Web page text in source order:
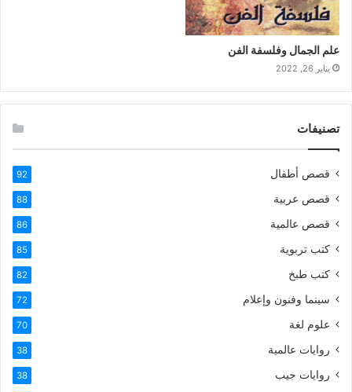
علم الجمال وفلسفة الفن
يناير 26, 2022
تصنيفات
قصص أطفال 92
قصص عربية 88
قصص عالمية 86
كتب تربوية 85
كتب طبخ 82
سينما وفنون وإعلام 72
علوم لغة 70
روايات عالمية 38
روايات جيب 38